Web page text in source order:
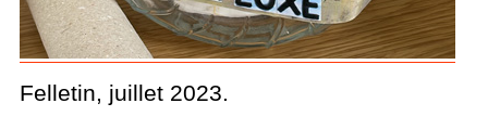
Felletin, juillet 2023.